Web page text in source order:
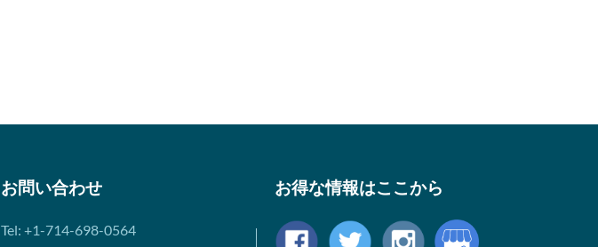
お問い合わせ
Tel: +1-714-698-0564
お得な情報はここから